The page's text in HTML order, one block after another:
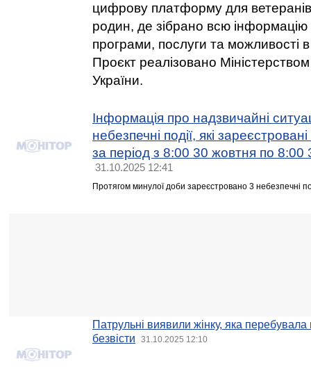
цифрову платформу для ветеранів,
родин, де зібрано всю інформацію
програми, послуги та можливості
Проєкт реалізовано
України.
Інформація про надзвичайні
небезпечні події, які
за період з 8:00 30 жовтня по
31.10.2025 12:41
Протягом минулої доби зареєстровано 3 небезпечні
Патрульні виявили жінку, яка
безвісти
31.10.2025 12:10